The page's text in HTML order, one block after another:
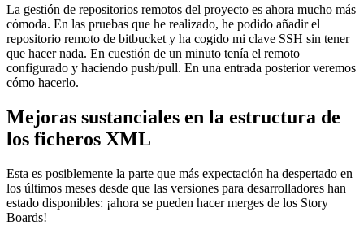
La gestión de repositorios remotos del proyecto es ahora mucho más
cómoda. En las pruebas que he realizado, he podido añadir el
repositorio remoto de bitbucket y ha cogido mi clave SSH sin tener
que hacer nada. En cuestión de un minuto tenía el remoto
configurado y haciendo push/pull. En una entrada posterior veremos
cómo hacerlo.
Mejoras sustanciales en la estructura de
los ficheros XML
Esta es posiblemente la parte que más expectación ha despertado en
los últimos meses desde que las versiones para desarrolladores han
estado disponibles: ¡ahora se pueden hacer merges de los Story
Boards!